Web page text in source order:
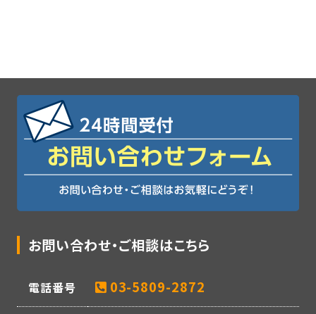
お問い合わせ・ご相談はこちら
電話番号 03-5809-2872